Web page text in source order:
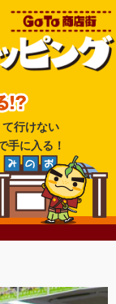
行けない
手に入る！